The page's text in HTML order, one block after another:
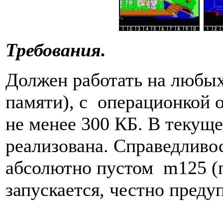
Требования.
Должен работать на
памяти), с операционкой
не менее 300 КБ. В
реализована.
абсолютно пустом m125
запускается, честно